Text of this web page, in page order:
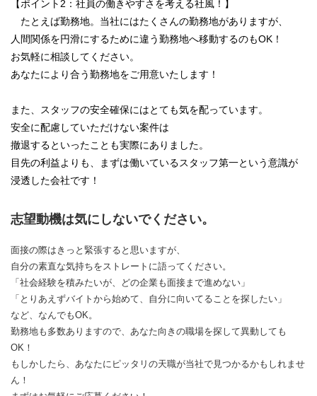
【ポイント2：社員の働きやすさを考える社風！】
たとえば勤務地。当社にはたくさんの勤務地がありますが、
人間関係を円滑にするために違う勤務地へ移動するのもOK！
お気軽に相談してください。
あなたにより合う勤務地をご用意いたします！
また、スタッフの安全確保にはとても気を配っています。
安全に配慮していただけない案件は
撤退するといったことも実際にありました。
目先の利益よりも、まずは働いているスタッフ第一という意識が
浸透した会社です！
志望動機は気にしないでください。
面接の際はきっと緊張すると思いますが、
自分の素直な気持ちをストレートに語ってください。
「社会経験を積みたいが、どの企業も面接まで進めない」
「とりあえずバイトから始めて、自分に向いてることを探したい」
など、なんでもOK。
勤務地も多数ありますので、あなた向きの職場を探して異動しても
OK！
もしかしたら、あなたにピッタリの天職が当社で見つかるかもしれませ
ん！